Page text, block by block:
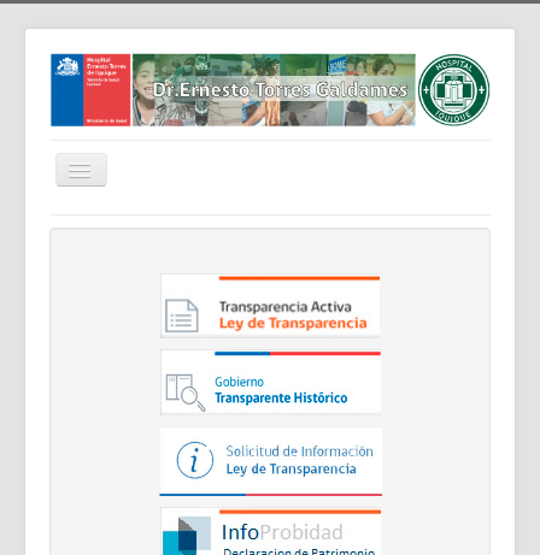
Cambiar
navegación
Home
Trabaja Con Nosotros
Gestión de Personas